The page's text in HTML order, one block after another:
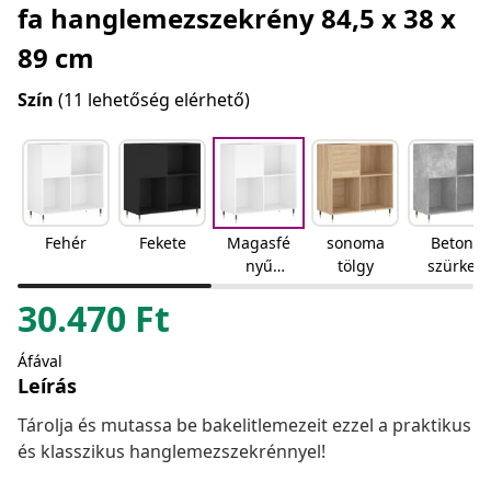
fa hanglemezszekrény 84,5 x 38 x
89 cm
Szín (11 lehetőség elérhető)
Fehér Fekete
Magasfé
nyű
fehér
sonoma
tölgy
Beton
szürke
30.470 Ft
Áfával
Leírás
Tárolja és mutassa be bakelitlemezeit ezzel a praktikus
és klasszikus hanglemezszekrénnyel!